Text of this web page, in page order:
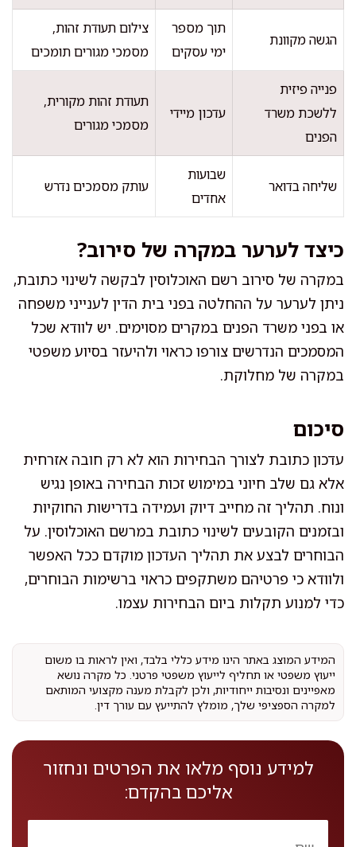
הגשה מקוונת
תוך מספר
ימי עסקים
צילום תעודת זהות,
מסמכי מגורים תומכים
פנייה פיזית
ללשכת משרד
הפנים
עדכון מיידי
תעודת זהות מקורית,
מסמכי מגורים
שליחה בדואר
שבועות
אחדים
עותק מסמכים נדרש
כיצד לערער במקרה של סירוב?
במקרה של סירוב רשם האוכלוסין לבקשה לשינוי כתובת,
ניתן לערער על ההחלטה בפני בית הדין לענייני משפחה
או בפני משרד הפנים במקרים מסוימים. יש לוודא שכל
המסמכים הנדרשים צורפו כראוי ולהיעזר בסיוע משפטי
במקרה של מחלוקת.
סיכום
עדכון כתובת לצורך הבחירות הוא לא רק חובה אזרחית
אלא גם שלב חיוני במימוש זכות הבחירה באופן נגיש
ונוח. תהליך זה מחייב דיוק ועמידה בדרישות החוקיות
ובזמנים הקובעים לשינוי כתובת במרשם האוכלוסין. על
הבוחרים לבצע את תהליך העדכון מוקדם ככל האפשר
ולוודא כי פרטיהם משתקפים כראוי ברשימות הבוחרים,
כדי למנוע תקלות ביום הבחירות עצמו.
המידע המוצג באתר הינו מידע כללי בלבד, ואין לראות בו משום
ייעוץ משפטי או תחליף לייעוץ משפטי פרטני. כל מקרה נושא
מאפיינים ונסיבות ייחודיות, ולכן לקבלת מענה מקצועי המותאם
למקרה הספציפי שלך, מומלץ להתייעץ עם עורך דין.
למידע נוסף מלאו את הפרטים ונחזור
אליכם בהקדם: